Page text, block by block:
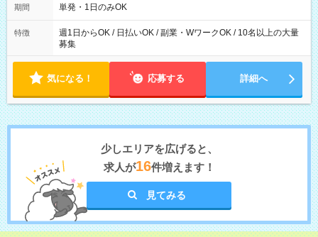
期間 単発・1日のみOK
特徴
週1日からOK / 日払いOK / 副業・WワークOK / 10名以上の大量
募集
気になる！ 応募する 詳細へ
少しエリアを広げると、
求人が16件増えます！
見てみる